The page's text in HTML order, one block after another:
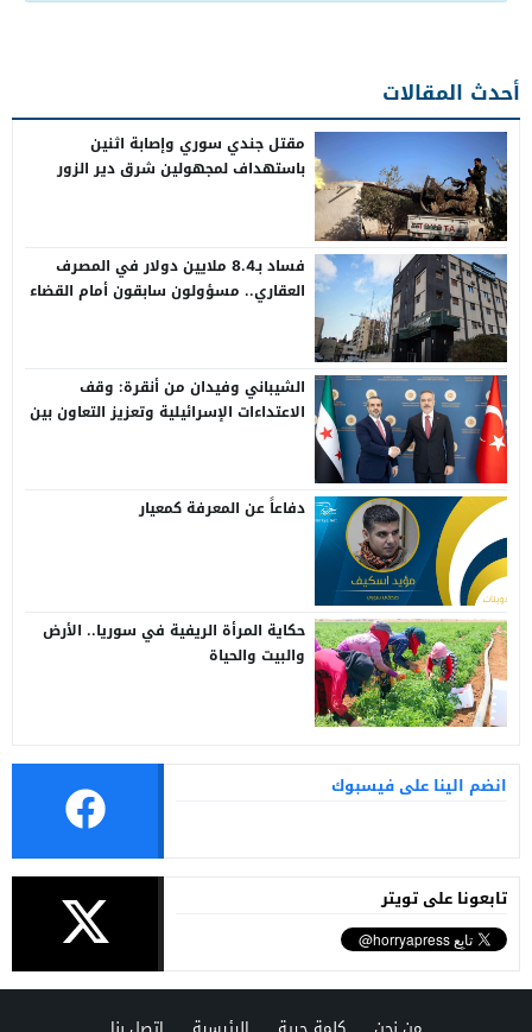
أحدث المقالات
مقتل جندي سوري وإصابة اثنين
باستهداف لمجهولين شرق دير الزور
فساد بـ8.4 ملايين دولار في المصرف
العقاري.. مسؤولون سابقون أمام القضاء
الشيباني وفيدان من أنقرة: وقف
الاعتداءات الإسرائيلية وتعزيز التعاون بين
دفاعاً عن المعرفة كمعيار
حكاية المرأة الريفية في سوريا.. الأرض
والبيت والحياة
انضم الينا على فيسبوك
تابعونا على تويتر